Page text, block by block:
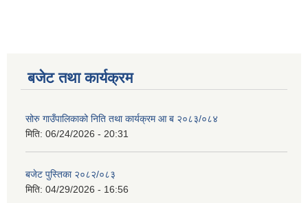
बजेट तथा कार्यक्रम
सोरु गाउँपालिकाको निति तथा कार्यक्रम आ ब २०८३/०८४
मिति: 06/24/2026 - 20:31
बजेट पुस्तिका २०८२/०८३
मिति: 04/29/2026 - 16:56